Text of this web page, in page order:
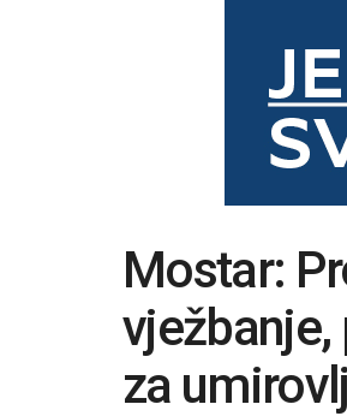
Mostar:
za